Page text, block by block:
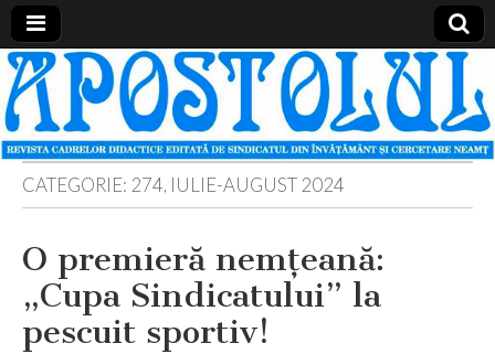
Apostolul
Revista
cadrelor
didactice
din
judetul
Neamt
CATEGORIE: 274, IULIE-AUGUST 2024
O premieră nemţeană:
„Cupa Sindicatului” la
pescuit sportiv!